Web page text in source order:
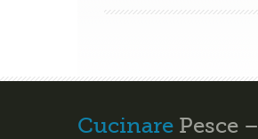
Cucinare Pesce